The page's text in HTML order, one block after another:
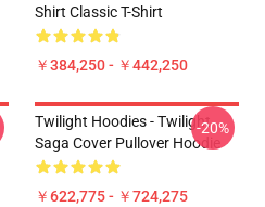
Shirt Classic T-Shirt
￥384,250 - ￥442,250
Twilight Hoodies - Twilight
Saga Cover Pullover Hoodie
￥622,775 - ￥724,275
-20%